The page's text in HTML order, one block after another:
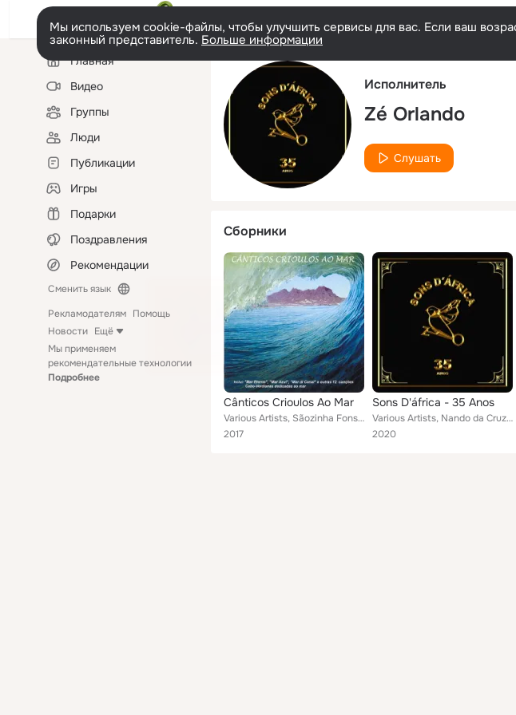
Мы используем cookie-файлы, чтобы улучшить сервисы для вас. Если ваш
законный представитель. Больше информации
Левая
колонкаГлавная
Видео
Группы
Люди
Публикации
Игры
Подарки
Поздравления
Рекомендации
Сменить язык
Рекламодателям Помощь
Новости Ещё
Мы применяем
рекомендательные технологии
Подробнее
Исполнитель
Zé Orlando
Слушать
Сборники
Cânticos Crioulos Ao Mar
Various Artists, Sãozinha Fonseca, Dany Silva, Armando di Pina, Miri Lobo, Betina Lopes, Bétina Lopes, Bana, Jacqueline Fortes, ...
2017
Sons D'áfrica - 35 Anos
Various Artists, Nando da Cruz, Luis Morais, Camilo Domingos, Leonel Almeida, África Tentação, Emoções Africanas, Justino Delaga...
2020